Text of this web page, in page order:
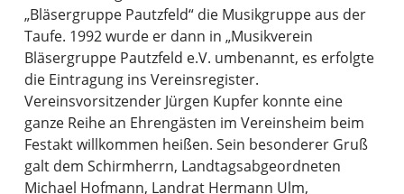
„Bläsergruppe Pautzfeld“ die Musikgruppe aus der
Taufe. 1992 wurde er dann in „Musikverein
Bläsergruppe Pautzfeld e.V. umbenannt, es erfolgte
die Eintragung ins Vereinsregister.
Vereinsvorsitzender Jürgen Kupfer konnte eine
ganze Reihe an Ehrengästen im Vereinsheim beim
Festakt willkommen heißen. Sein besonderer Gruß
galt dem Schirmherrn, Landtagsabgeordneten
Michael Hofmann, Landrat Hermann Ulm,